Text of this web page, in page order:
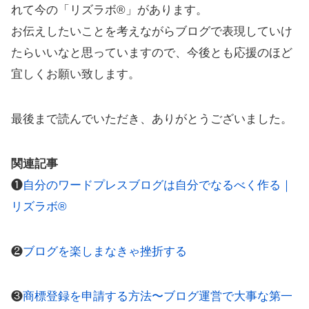
れて今の「リズラボ®️」があります。
お伝えしたいことを考えながらブログで表現していけ
たらいいなと思っていますので、今後とも応援のほど
宜しくお願い致します。
最後まで読んでいただき、ありがとうございました。
関連記事
❶自分のワードプレスブログは自分でなるべく作る｜
リズラボ®️
❷ブログを楽しまなきゃ挫折する
❸商標登録を申請する方法〜ブログ運営で大事な第一